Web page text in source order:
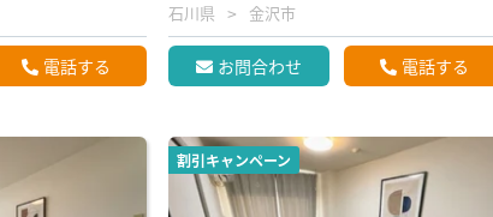
電話する
石川県 金沢市
お問合わせ 電話する
割引キャンペーン